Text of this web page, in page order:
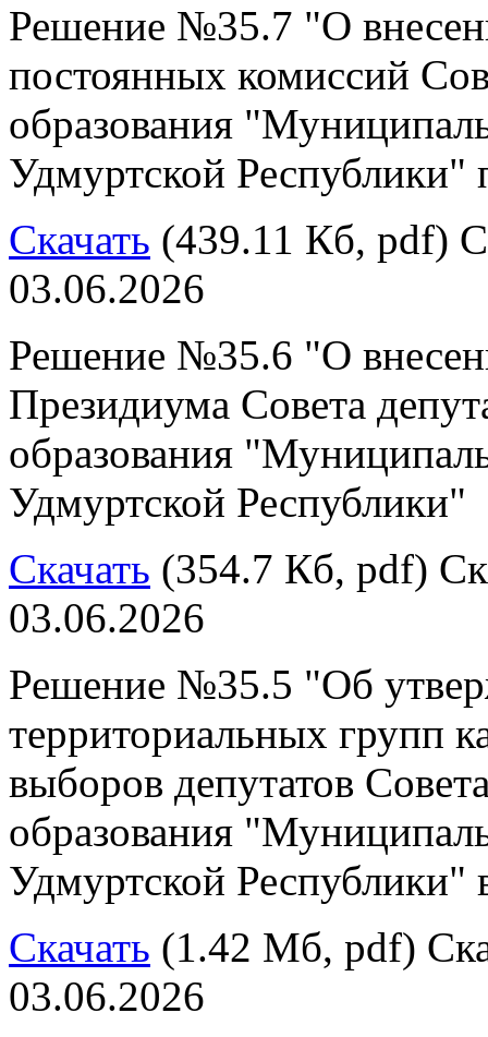
Решение №35.7 "О
постоянных комиссий
образования
Удмуртской Республики"
Скачать (439.11 Кб, pdf)
03.06.2026
Решение №35.6 "О
Президиума Совета
образования
Удмуртской Республики"
Скачать (354.7 Кб, pdf)
03.06.2026
Решение №35.5 "Об
территориальных групп
выборов депутатов
образования
Удмуртской Республики"
Скачать (1.42 Мб, pdf)
03.06.2026